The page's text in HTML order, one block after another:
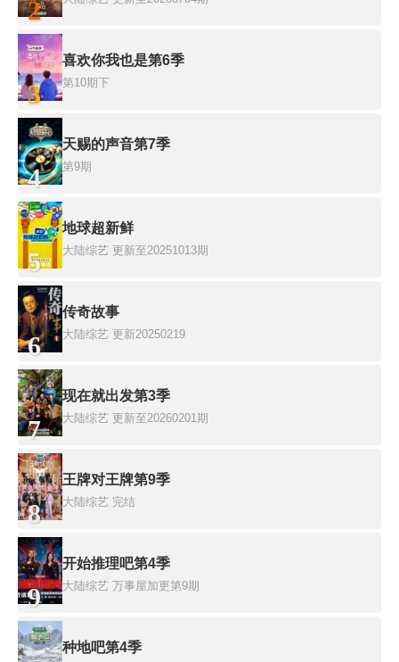
2
3
喜欢你我也是第6季
第10期下
4
天赐的声音第7季
第9期
5
地球超新鲜
大陆综艺 更新至20251013期
6
传奇故事
大陆综艺 更新20250219
7
现在就出发第3季
大陆综艺 更新至20260201期
8
王牌对王牌第9季
大陆综艺 完结
9
开始推理吧第4季
大陆综艺 万事屋加更第9期
种地吧第4季